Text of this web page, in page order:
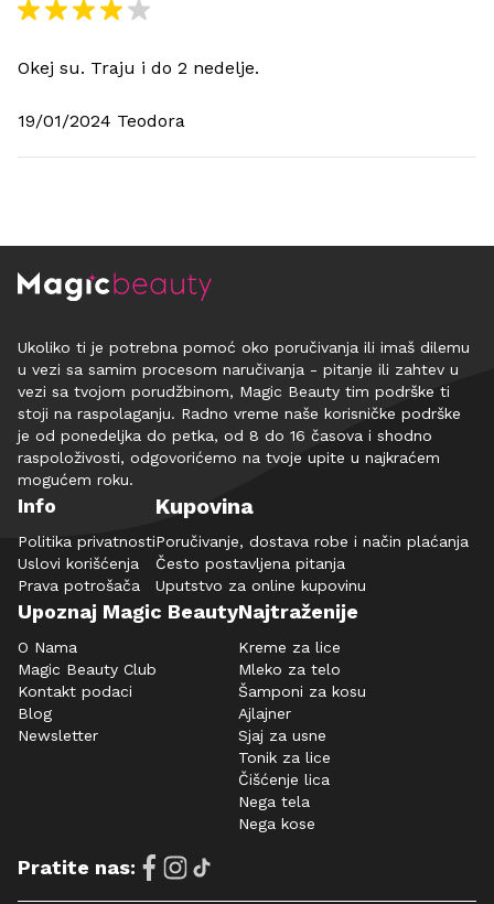
Okej su. Traju i do 2 nedelje.
19/01/2024 Teodora
Ukoliko ti je potrebna pomoć oko poručivanja ili imaš dilemu
u vezi sa samim procesom naručivanja - pitanje ili zahtev u
vezi sa tvojom porudžbinom, Magic Beauty tim podrške ti
stoji na raspolaganju. Radno vreme naše korisničke podrške
je od ponedeljka do petka, od 8 do 16 časova i shodno
raspoloživosti, odgovorićemo na tvoje upite u najkraćem
mogućem roku.
Info
Politika privatnosti
Uslovi korišćenja
Prava potrošača
Kupovina
Poručivanje, dostava robe i način plaćanja
Često postavljena pitanja
Uputstvo za online kupovinu
Upoznaj Magic Beauty
O Nama
Magic Beauty Club
Kontakt podaci
Blog
Newsletter
Najtraženije
Kreme za lice
Mleko za telo
Šamponi za kosu
Ajlajner
Sjaj za usne
Tonik za lice
Čišćenje lica
Nega tela
Nega kose
Pratite nas: